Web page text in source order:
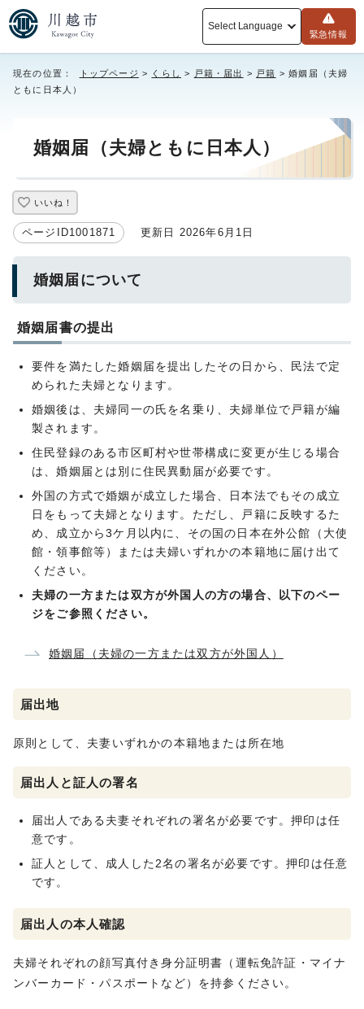
Select Language
緊急情報
現在の位置： トップページ > くらし > 戸籍・届出 > 戸籍 > 婚姻届（夫婦
ともに日本人）
婚姻届（夫婦ともに日本人）
いいね！
ページID1001871 更新日 2026年6月1日
婚姻届について
婚姻届書の提出
要件を満たした婚姻届を提出したその日から、民法で定
められた夫婦となります。
婚姻後は、夫婦同一の氏を名乗り、夫婦単位で戸籍が編
製されます。
住民登録のある市区町村や世帯構成に変更が生じる場合
は、婚姻届とは別に住民異動届が必要です。
外国の方式で婚姻が成立した場合、日本法でもその成立
日をもって夫婦となります。ただし、戸籍に反映するた
め、成立から3ケ月以内に、その国の日本在外公館（大使
館・領事館等）または夫婦いずれかの本籍地に届け出て
ください。
夫婦の一方または双方が外国人の方の場合、以下のペー
ジをご参照ください。
婚姻届（夫婦の一方または双方が外国人）
届出地
原則として、夫妻いずれかの本籍地または所在地
届出人と証人の署名
届出⼈である夫妻それぞれの署名が必要です。押印は任
意です。
証⼈として、成⼈した2名の署名が必要です。押印は任意
です。
届出人の本人確認
夫婦それぞれの顔写真付き身分証明書（運転免許証・マイナ
ンバーカード・パスポートなど）を持参ください。